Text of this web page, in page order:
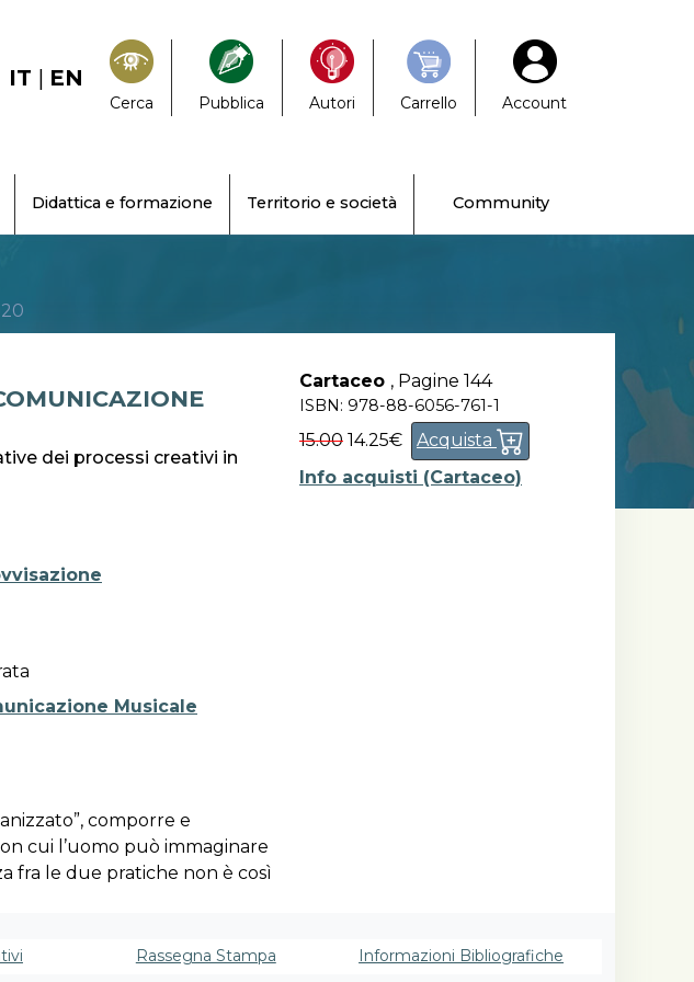
IT | EN
Cerca Pubblica Autori Carrello Account
Didattica e formazione Territorio e società Community
dei processi creativi in
Musicale
comporre e
cui l’uomo può immaginare
fra le due pratiche non è così
e improvvisare sono
Cartaceo , Pagine 144
ISBN: 978-88-6056-761-1
15.00 14.25€
Acquista
Info acquisti (Cartaceo)
Rassegna Stampa Informazioni Bibliografiche